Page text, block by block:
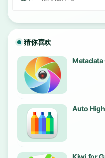
猜你喜欢
Metadata
Auto